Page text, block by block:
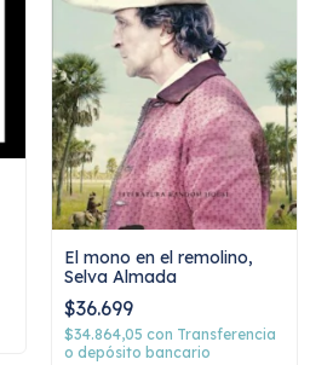
El mono en el remolino,
Selva Almada
$36.699
$34.864,05 con Transferencia
o depósito bancario